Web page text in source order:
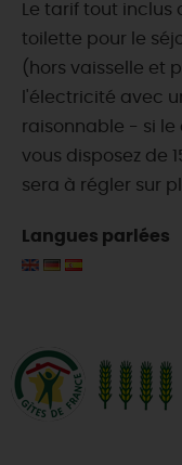
Le tarif tout
toilette pour le
(hors vaisselle et
l'électricité avec
raisonnable - si
vous disposez de
sera à régler sur
Langues parlées